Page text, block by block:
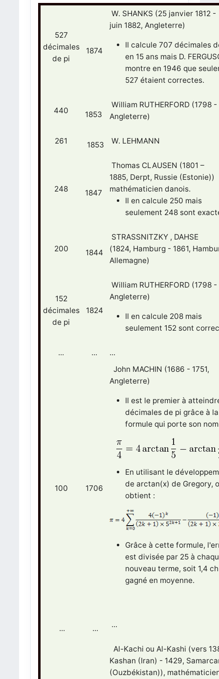
527
décimales
de pi
1874
W. SHANKS (25 janvier 1812 -
juin 1882, Angleterre)
Il calcule 707 décimales
en 15 ans mais D.
montre en 1946 que
527 étaient correctes.
440 1853
William RUTHERFORD (1798 -
Angleterre)
261 1853 W. LEHMANN
248 1847
Thomas CLAUSEN (1801 –
1885, Derpt, Russie (Estonie))
mathématicien danois.
Il en calcule 250 mais
seulement 248 sont
200 1844
STRASSNITZKY , DAHSE
(1824, Hamburg - 1861,
Allemagne)
152
décimales
de pi
1824
William RUTHERFORD (1798 -
Angleterre)
Il en calcule 208 mais
seulement 152 sont
... ... ...
100 1706
John MACHIN (1686 - 1751,
Angleterre)
Il est le premier à
décimales de pi grâce à la
formule qui porte son
En utilisant le
de arctan(x) de Gregory,
obtient :
Grâce à cette formule,
est divisée par 25 à
nouveau terme, soit 1,4
gagné en moyenne.
... ... ...
Al-Kachi ou Al-Kashi (vers
Kashan (Iran) - 1429,
(Ouzbékistan)),